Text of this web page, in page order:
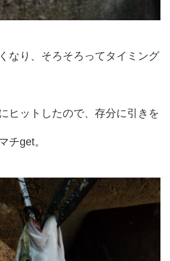
なり、そろそろってタイミング
ヒットしたので、存分に引きを
チget。